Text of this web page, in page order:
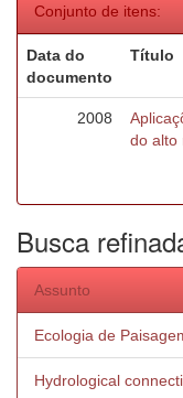
Conjunto de itens:
Data do
documento
Título
2008
do alto
Busca
Assunto
Ecologia de
Hydrological